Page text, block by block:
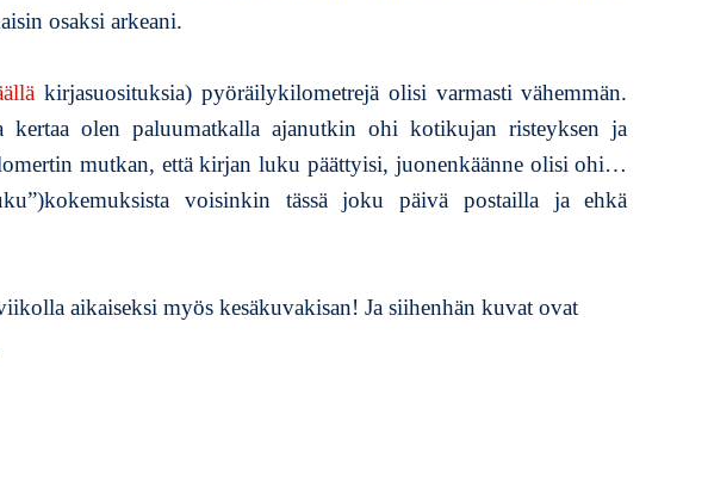
osaksi arkeani.
kirjasuosituksia) pyöräilykilometrejä olisi varmasti vähemmän.
kertaa olen paluumatkalla ajanutkin ohi kotikujan risteyksen ja
mutkan, että kirjan luku päättyisi, juonenkäänne olisi ohi…
voisinkin tässä joku päivä postailla ja ehkä
aikaiseksi myös kesäkuvakisan! Ja siihenhän kuvat ovat